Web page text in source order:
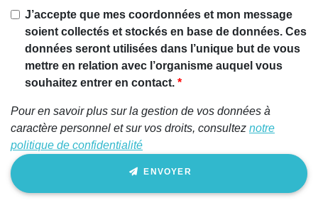
Si vous
êtes un
être
humain,
ignorez
champ
J’accepte que mes coordonnées et mon message
soient collectés et stockés en base de données. Ces
données seront utilisées dans l’unique but de vous
mettre en relation avec l’organisme auquel vous
souhaitez entrer en contact.
Pour en savoir plus sur la gestion de vos données à
caractère personnel et sur vos droits, consultez notre
politique de confidentialité
ENVOYER